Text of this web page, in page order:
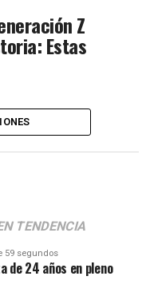
Z
Estas
TENDENCIA
59 segundos
de 24 años en pleno